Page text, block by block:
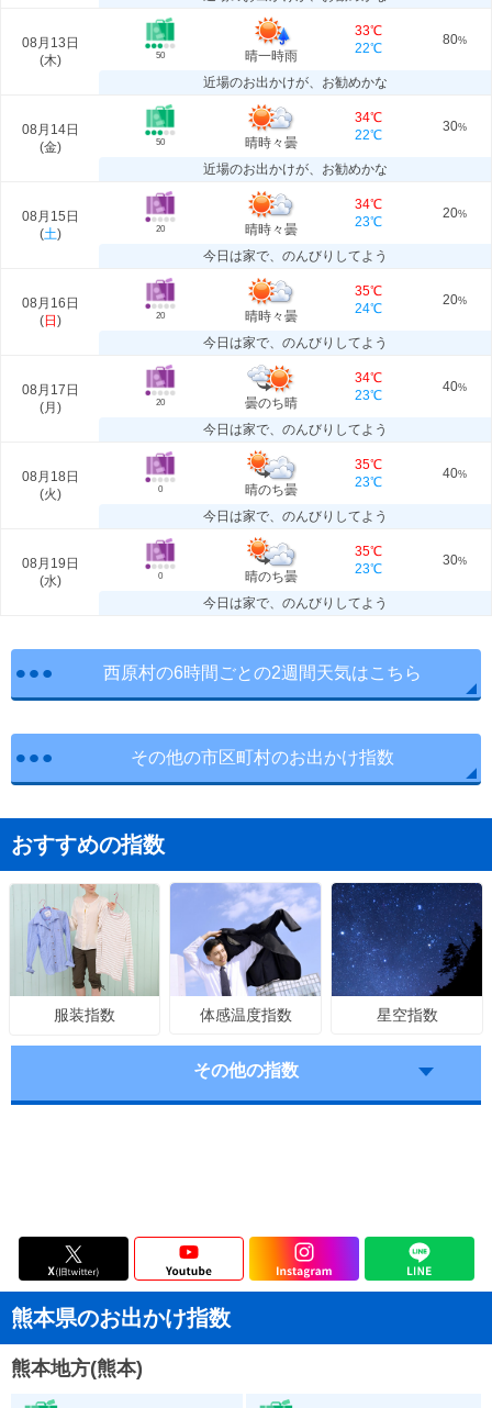
08月13日
(木) 50 晴一時雨
33℃
22℃
80%
近場のお出かけが、お勧めかな
08月14日
(金) 50 晴時々曇
34℃
22℃
30%
近場のお出かけが、お勧めかな
08月15日
(土) 20 晴時々曇
34℃
23℃
20%
今日は家で、のんびりしてよう
08月16日
(日 ) 20 晴時々曇
35℃
24℃
20%
今日は家で、のんびりしてよう
08月17日
(月 ) 20 曇のち晴
34℃
23℃
40%
今日は家で、のんびりしてよう
08月18日
(火) 0 晴のち曇
35℃
23℃
40%
今日は家で、のんびりしてよう
08月19日
(水) 0 晴のち曇
35℃
23℃
30%
今日は家で、のんびりしてよう
西原村の6時間ごとの2週間天気はこちら
その他の市区町村のお出かけ指数
おすすめの指数
服装指数 体感温度指数 星空指数
その他の指数
熊本県のお出かけ指数
熊本地方(熊本)